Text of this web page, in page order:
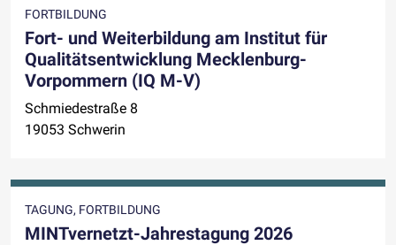
FORTBILDUNG
Fort- und Weiterbildung am Institut für
Qualitätsentwicklung Mecklenburg-
Vorpommern (IQ M-V)
Schmiedestraße 8
19053 Schwerin
TAGUNG, FORTBILDUNG
MINTvernetzt-Jahrestagung 2026